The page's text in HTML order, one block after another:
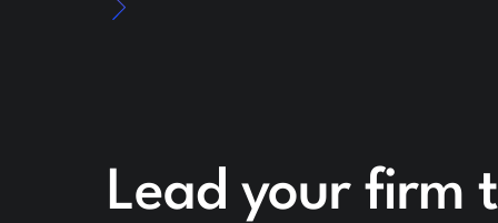
Lead your firm